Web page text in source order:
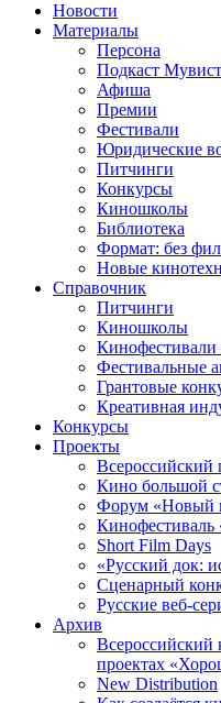
Новости
Материалы
Персона
Подкаст
Афиша
Премии
Фестивали
Юридические
Питчинги
Конкурсы
Киношколы
Библиотека
Формат: без
Новые
Справочник
Питчинги
Киношколы
Фестивальные
Грантовые
Креативная
Конкурсы
Проекты
Всероссийский
Кино большой
Форум «Новый
Кинофестиваль
Short Film Days
«Русский док:
Сценарный
Русские веб-
Архив
Всероссийский
проектах
New Distribution